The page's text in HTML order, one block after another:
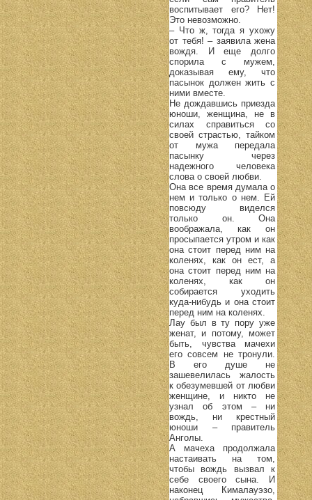
воспитывает его? Нет!
Это невозможно.
– Что ж, тогда я ухожу
от тебя! – заявила жена
вождя. И еще долго
спорила с мужем,
доказывая ему, что
пасынок должен жить с
ними вместе.
Не дождавшись приезда
юноши, женщина, не в
силах справиться со
своей страстью, тайком
от мужа передала
пасынку через
надежного человека
слова о своей любви.
Она все время думала о
нем и только о нем. Ей
повсюду виделся
только он. Она
воображала, как он
просыпается утром и как
она стоит перед ним на
коленях, как он ест, а
она стоит перед ним на
коленях, как он
собирается уходить
куда-нибудь и она стоит
перед ним на коленях.
Лау был в ту пору уже
женат, и потому, может
быть, чувства мачехи
его совсем не тронули.
В его душе не
зашевелилась жалость
к обезумевшей от любви
женщине, и никто не
узнал об этом – ни
вождь, ни крестный
юноши – правитель
Анголы.
А мачеха продолжала
настаивать на том,
чтобы вождь вызвал к
себе своего сына. И
наконец Кималауэзо,